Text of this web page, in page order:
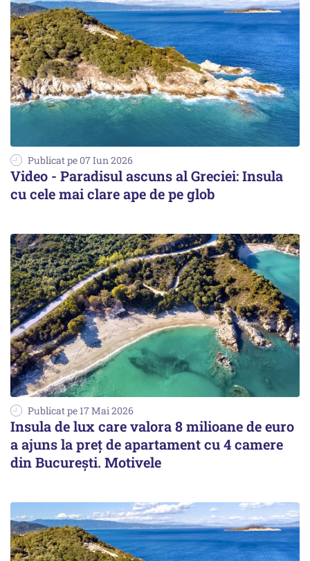
Publicat pe 07 Iun 2026
Video - Paradisul ascuns al Greciei: Insula
cu cele mai clare ape de pe glob
Publicat pe 17 Mai 2026
Insula de lux care valora 8 milioane de euro
a ajuns la preț de apartament cu 4 camere
din București. Motivele